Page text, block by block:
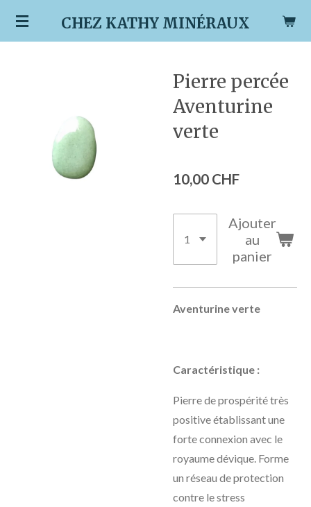
Passer
CHEZ KATHY MINÉRAUX
Pierre percée
Aventurine
verte
10,00 CHF
Ajouter
au
panier
Aventurine verte
Caractéristique :
Pierre de prospérité très
positive établissant une
forte connexion avec le
royaume dévique. Forme
un réseau de protection
contre le stress